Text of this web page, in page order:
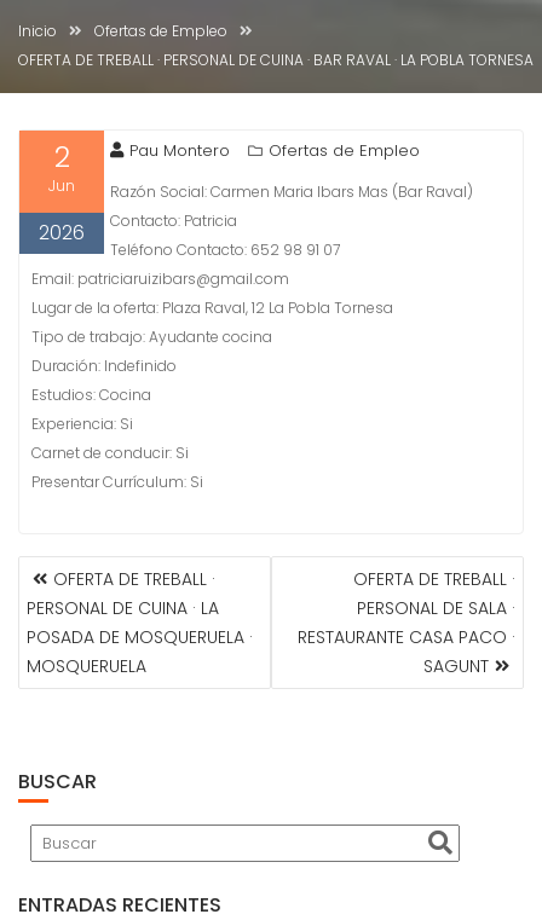
Inicio
Ofertas de Empleo
OFERTA DE TREBALL · PERSONAL DE CUINA · BAR RAVAL · LA POBLA TORNESA
2
Jun
2026
Pau Montero Ofertas de Empleo
Razón Social: Carmen Maria Ibars Mas (Bar Raval)
Contacto: Patricia
Teléfono Contacto: 652 98 91 07
Email: patriciaruizibars@gmail.com
Lugar de la oferta: Plaza Raval, 12 La Pobla Tornesa
Tipo de trabajo: Ayudante cocina
Duración: Indefinido
Estudios: Cocina
Experiencia: Si
Carnet de conducir: Si
Presentar Currículum: Si
NAVEGACIÓN
DE
ENTRADAS
OFERTA DE TREBALL ·
PERSONAL DE CUINA · LA
POSADA DE MOSQUERUELA ·
MOSQUERUELA
OFERTA DE TREBALL ·
PERSONAL DE SALA ·
RESTAURANTE CASA PACO ·
SAGUNT
BUSCAR
ENTRADAS RECIENTES